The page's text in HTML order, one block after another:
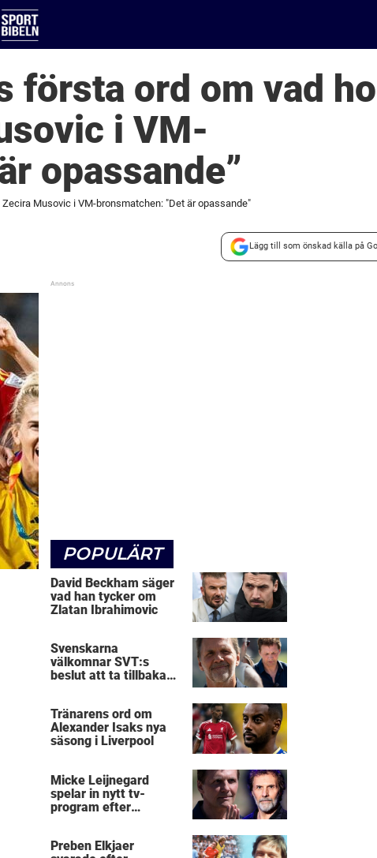
första ord om vad
i VM-
opassande”
Musovic i VM-bronsmatchen: "Det är opassande"
Lägg till som önskad källa på
POPULÄRT
David Beckham säger
vad han tycker om
Zlatan Ibrahimovic
Svenskarna
välkomnar SVT:s
beslut att ta tillbaka
Tränarens ord om
Alexander Isaks nya
säsong i Liverpool
Micke Leijnegard
spelar in nytt tv-
program efter
Preben Elkjaer